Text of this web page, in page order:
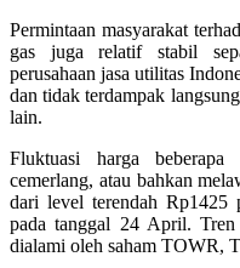
Permintaan masyarakat
gas juga relatif stabil
perusahaan jasa utilitas
dan tidak terdampak
lain.
Fluktuasi harga
cemerlang, atau bahkan
dari level terendah Rp1425
pada tanggal 24 April.
dialami oleh saham TOWR,